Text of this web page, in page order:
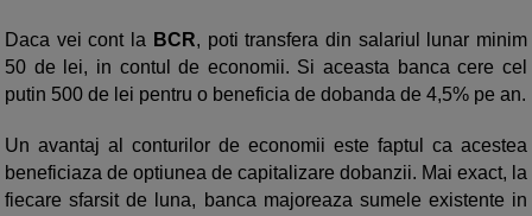
Daca vei cont la BCR, poti transfera din salariul lunar minim
50 de lei, in contul de economii. Si aceasta banca cere cel
putin 500 de lei pentru o beneficia de dobanda de 4,5% pe an.
Un avantaj al conturilor de economii este faptul ca acestea
beneficiaza de optiunea de capitalizare dobanzii. Mai exact, la
fiecare sfarsit de luna, banca majoreaza sumele existente in